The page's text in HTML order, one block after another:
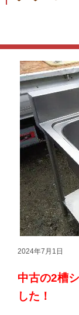
2024年7月1日
中古の2槽
した！